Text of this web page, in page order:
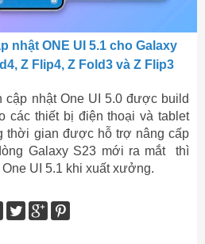
nhật ONE UI 5.1 cho Galaxy
Z Flip4, Z Fold3 và Z Flip3
cập nhật One UI 5.0 được build
các thiết bị điện thoại và tablet
thời gian được hỗ trợ nâng cấp
Galaxy S23 mới ra mắt thì
UI 5.1 khi xuất xưởng.